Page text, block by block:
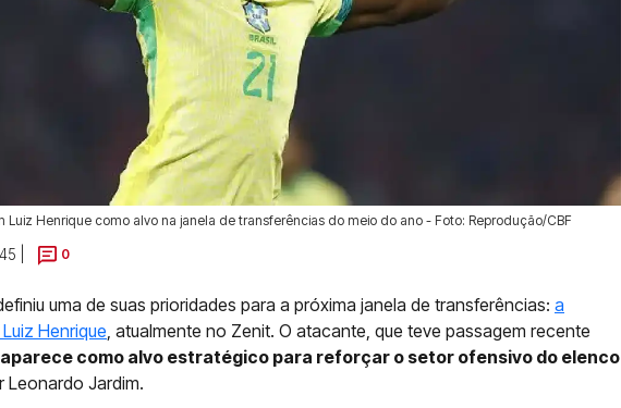
Luiz Henrique como alvo na janela de transferências do meio do ano - Foto: Reprodução/CBF
| 0
uma de suas prioridades para a próxima janela de transferências: a
Henrique, atualmente no Zenit. O atacante, que teve passagem recente
aparece como alvo estratégico para reforçar o setor ofensivo do elenco
Jardim.